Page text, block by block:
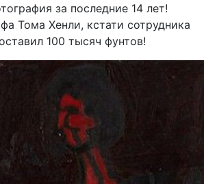
за последние 14 лет!
Тома Хенли, кстати сотрудника
100 тысяч фунтов!